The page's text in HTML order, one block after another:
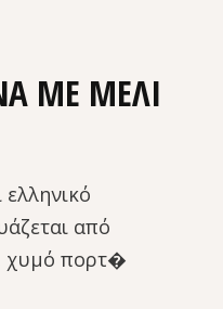
ΜΕ ΜΕΛΙ
από
χυμό πορτ�